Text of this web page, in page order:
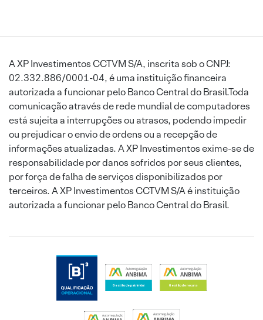
A XP Investimentos CCTVM S/A, inscrita sob o CNPJ:
02.332.886/0001-04, é uma instituição financeira
autorizada a funcionar pelo Banco Central do Brasil.Toda
comunicação através de rede mundial de computadores
está sujeita a interrupções ou atrasos, podendo impedir
ou prejudicar o envio de ordens ou a recepção de
informações atualizadas. A XP Investimentos exime-se de
responsabilidade por danos sofridos por seus clientes,
por força de falha de serviços disponibilizados por
terceiros. A XP Investimentos CCTVM S/A é instituição
autorizada a funcionar pelo Banco Central do Brasil.